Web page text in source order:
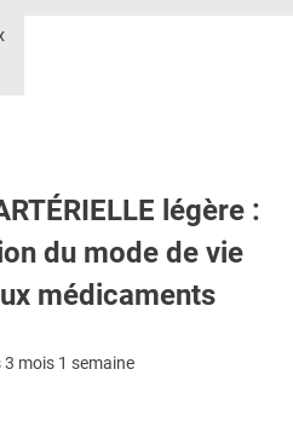
légère :
du mode de vie
médicaments
3 mois 1 semaine